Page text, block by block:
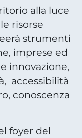
alla luce
risorse
strumenti
imprese ed
innovazione,
accessibilità
conoscenza
foyer del